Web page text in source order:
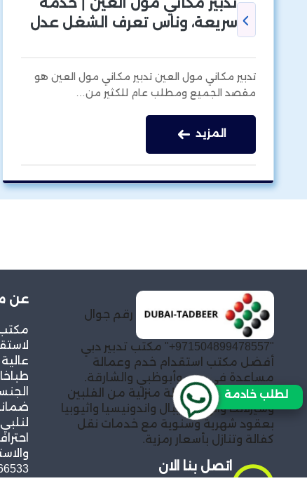
سريعة، وناس تعرف الشغل عدل
تدبير مكاني مول العين تدبير مكاني مول العين هو
مقصد الجميع ومطلب عام للكثير من…
المزيد
رقم جوال
"971504899478557+" مكتب تدبير دبي
أفضل مكتب استقدام خدم وعمالة
مساعدة في دبي وأبوظبي والشارقة.
توفير خادمات وعمالة منزلية من الفلبين
وسيرلانكا والهند ونيبال واندونيسيا واثيوبيا
بعقود شهرية وسنوية مع خدمات نقل
كفالة وتنازل بأسعار رمزية.
اتصل بنا الان
عن
مكتب
لطلب خادمة